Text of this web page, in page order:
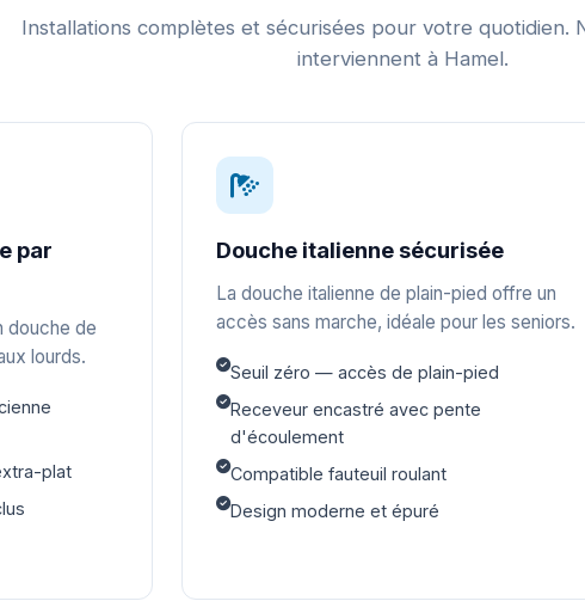
Installations complètes et sécurisées pour votre quotidien.
interviennent à Hamel.
par
douche de
lourds.
plat
Douche italienne sécurisée
La douche italienne de plain-pied offre un
accès sans marche, idéale pour les seniors.
Seuil zéro — accès de plain-pied
Receveur encastré avec pente
d'écoulement
Compatible fauteuil roulant
Design moderne et épuré